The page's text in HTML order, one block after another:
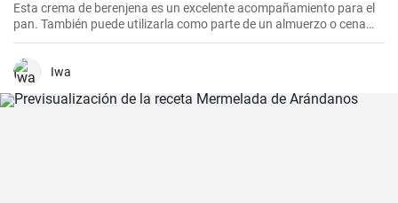
Esta crema de berenjena es un excelente acompañamiento para el
pan. También puede utilizarla como parte de un almuerzo o cena
rápida.
Iwa